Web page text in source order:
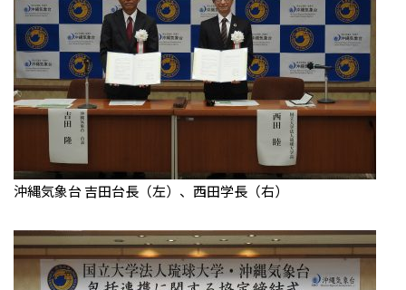
沖縄気象台 吉田台長（左）、西田学長（右）